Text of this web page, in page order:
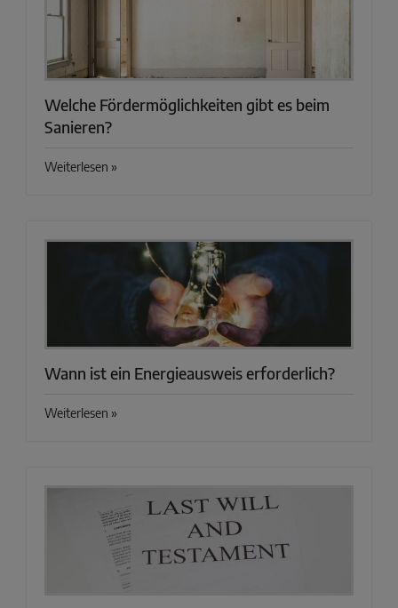
Welche Fördermöglichkeiten gibt es beim
Sanieren?
Weiterlesen »
Wann ist ein Energieausweis erforderlich?
Weiterlesen »